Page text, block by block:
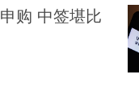
购 中签堪比